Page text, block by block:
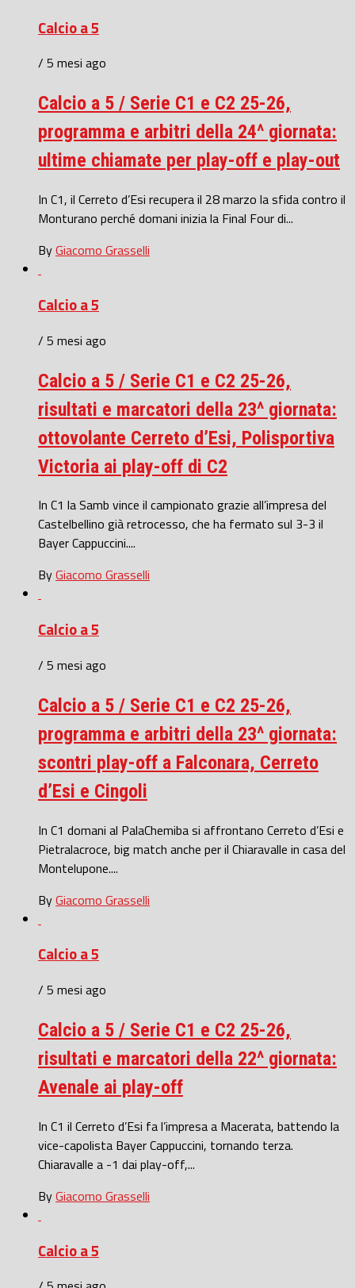
Calcio a 5
/ 5 mesi ago
Calcio a 5 / Serie C1 e C2 25-26,
programma e arbitri della 24^ giornata:
ultime chiamate per play-off e play-out
In C1, il Cerreto d’Esi recupera il 28 marzo la sfida contro il
Monturano perché domani inizia la Final Four di...
ByGiacomo Grasselli
Calcio a 5
/ 5 mesi ago
Calcio a 5 / Serie C1 e C2 25-26,
risultati e marcatori della 23^ giornata:
ottovolante Cerreto d’Esi, Polisportiva
Victoria ai play-off di C2
In C1 la Samb vince il campionato grazie all’impresa del
Castelbellino già retrocesso, che ha fermato sul 3-3 il
Bayer Cappuccini....
ByGiacomo Grasselli
Calcio a 5
/ 5 mesi ago
Calcio a 5 / Serie C1 e C2 25-26,
programma e arbitri della 23^ giornata:
scontri play-off a Falconara, Cerreto
d’Esi e Cingoli
In C1 domani al PalaChemiba si affrontano Cerreto d’Esi e
Pietralacroce, big match anche per il Chiaravalle in casa del
Montelupone....
ByGiacomo Grasselli
Calcio a 5
/ 5 mesi ago
Calcio a 5 / Serie C1 e C2 25-26,
risultati e marcatori della 22^ giornata:
Avenale ai play-off
In C1 il Cerreto d’Esi fa l’impresa a Macerata, battendo la
vice-capolista Bayer Cappuccini, tornando terza.
Chiaravalle a -1 dai play-off,...
ByGiacomo Grasselli
Calcio a 5